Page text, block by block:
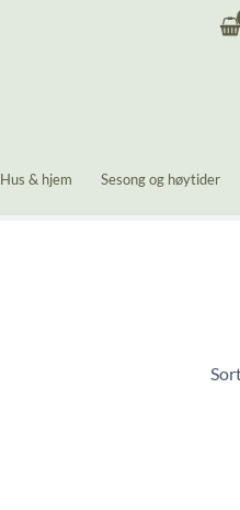
Hus & hjem Sesong og høytider